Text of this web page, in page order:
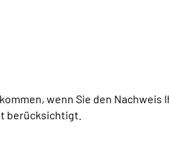
wenn Sie den
berücksichtigt.